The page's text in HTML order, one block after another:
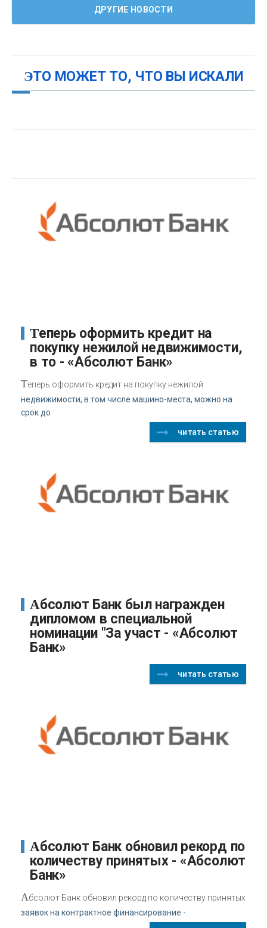
ДРУГИЕ НОВОСТИ
ЭТО МОЖЕТ ТО, ЧТО ВЫ ИСКАЛИ
Теперь оформить кредит на
покупку нежилой недвижимости,
в то - «Абсолют Банк»
Теперь оформить кредит на покупку нежилой
недвижимости, в том числе машино-места, можно на
срок до
читать статью
Абсолют Банк был награжден
дипломом в специальной
номинации "За участ - «Абсолют
Банк»
читать статью
Абсолют Банк обновил рекорд по
количеству принятых - «Абсолют
Банк»
Абсолют Банк обновил рекорд по количеству принятых
заявок на контрактное финансирование -